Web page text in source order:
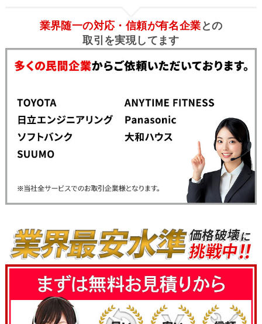
業界随一の対応・信頼が有名企業 との
取引を実現してます